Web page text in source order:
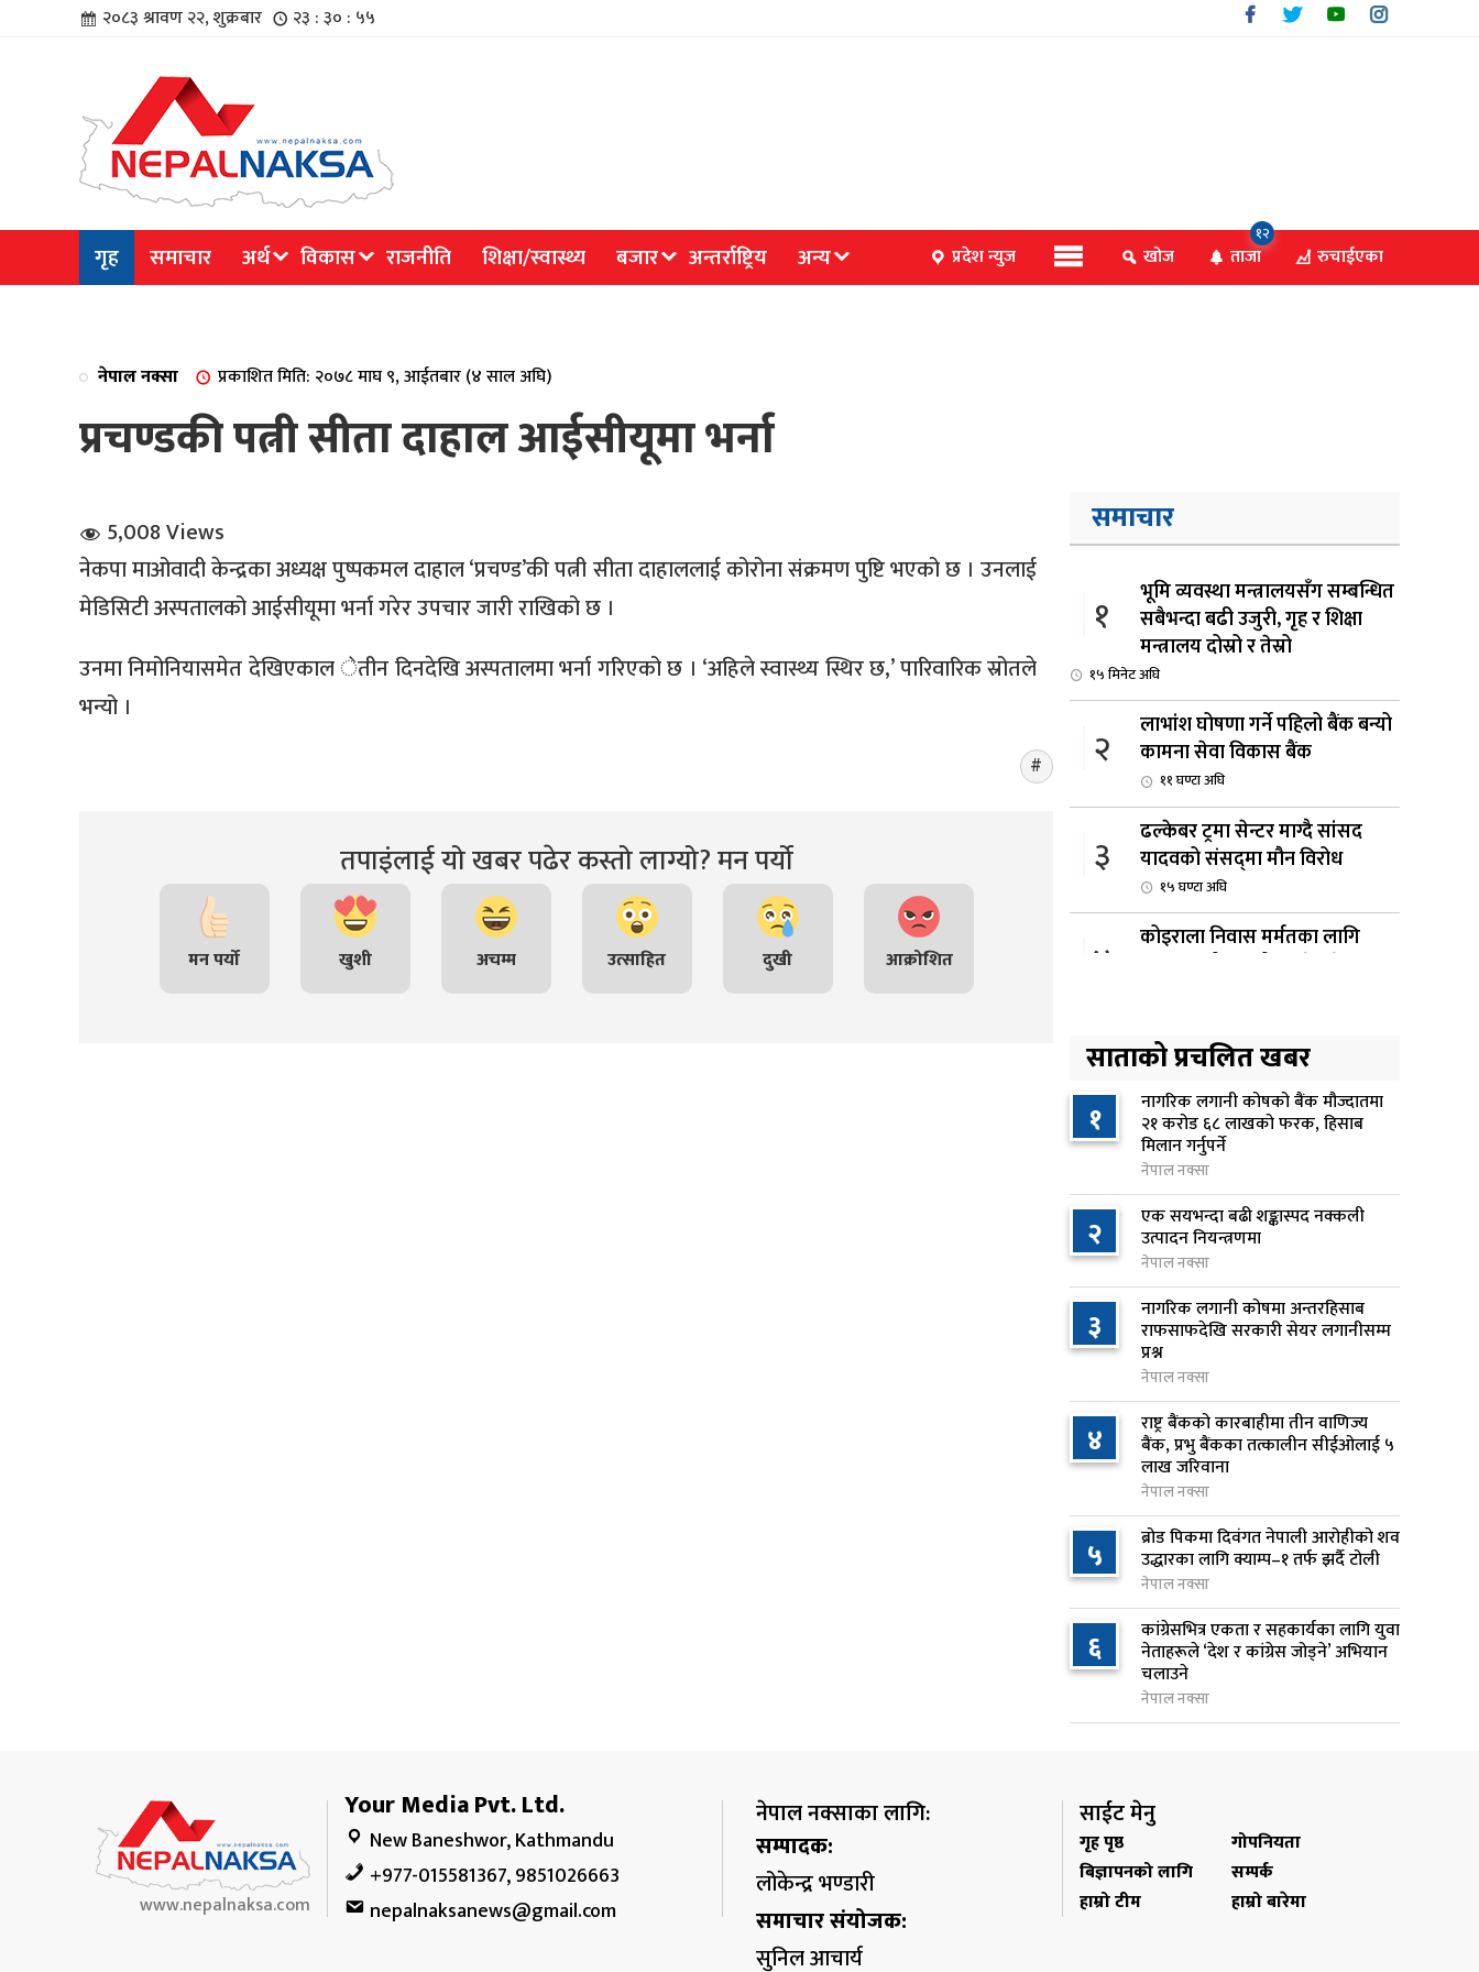
२०८३ श्रावण २२, शुक्रबार २३ : ३० : ५५
गृह समाचार अर्थ विकास राजनीति शिक्षा/स्वास्थ्य बजार अन्तर्राष्ट्रिय अन्य प्रदेश न्युज खोज ताजा
१२
रुचाईएका
नेपाल नक्सा प्रकाशित मिति: २०७८ माघ ९, आईतबार (४ साल अघि)
प्रचण्डकी पत्नी सीता दाहाल आईसीयूमा भर्ना
5,008 Views
नेकपा माओवादी केन्द्रका अध्यक्ष पुष्पकमल दाहाल ‘प्रचण्ड’की पत्नी सीता दाहाललाई कोरोना संक्रमण पुष्टि भएको छ । उनलाई
मेडिसिटी अस्पतालको आईसीयूमा भर्ना गरेर उपचार जारी राखिको छ ।
उनमा निमोनियासमेत देखिएकाल ेतीन दिनदेखि अस्पतालमा भर्ना गरिएको छ । ‘अहिले स्वास्थ्य स्थिर छ,’ पारिवारिक स्रोतले
भन्यो ।
तपाइंलाई यो खबर पढेर कस्तो लाग्यो? मन पर्यो
मन पर्यो खुशी अचम्म उत्साहित दुखी आक्रोशित
समाचार
१
भूमि व्यवस्था मन्त्रालयसँग सम्बन्धित
सबैभन्दा बढी उजुरी, गृह र शिक्षा
मन्त्रालय दोस्रो र तेस्रो
१५ मिनेट अघि
२
लाभांश घोषणा गर्ने पहिलो बैंक बन्यो
कामना सेवा विकास बैंक
११ घण्टा अघि
३
ढल्केबर ट्रमा सेन्टर माग्दै सांसद
यादवको संसद्‌मा मौन विरोध
१५ घण्टा अघि
४
कोइराला निवास मर्मतका लागि
५
रूकुम पश्चिममा प्रहरीको गाडीले
मोटरसाइकललाई ठक्कर दिँदा
किशोरको मृत्यु
१६ घण्टा अघि
६
प्रतिनिधिसभा बैठक बस्दै , पाँच
विधेयक र प्रतिवेदन प्रस्तुत हुने
१७ घण्टा अघि
७
आज बस्ने भनिएको राष्ट्रिय सभाको
बैठक बुधबारका लागि सर्‍यो
१७ घण्टा अघि
८
वीरगञ्जमा ट्यांकरको सिल खोलेर तेल
निकाल्ने सात जना रंगेहात पक्राउ
१७ घण्टा अघि
९
जन्मसिद्ध नागरिकता कडा बनाउने
ट्रम्पको नयाँ प्रयास, दुई कार्यकारी
आदेश जारी
१७ घण्टा अघि
१०
राप्रपाको निर्णय: बागमती प्रदेश
सरकारमा सहभागी नहुने
साताको प्रचलित खबर
१ नागरिक लगानी कोषको बैंक मौज्दातमा
२१ करोड ६८ लाखको फरक, हिसाब
मिलान गर्नुपर्ने
नेपाल नक्सा
२ एक सयभन्दा बढी शङ्कास्पद नक्कली
उत्पादन नियन्त्रणमा
नेपाल नक्सा
३ नागरिक लगानी कोषमा अन्तरहिसाब
राफसाफदेखि सरकारी सेयर लगानीसम्म
प्रश्न
नेपाल नक्सा
४ राष्ट्र बैंकको कारबाहीमा तीन वाणिज्य
बैंक, प्रभु बैंकका तत्कालीन सीईओलाई ५
लाख जरिवाना
नेपाल नक्सा
५ ब्रोड पिकमा दिवंगत नेपाली आरोहीको शव
उद्धारका लागि क्याम्प–१ तर्फ झर्दै टोली
नेपाल नक्सा
६ कांग्रेसभित्र एकता र सहकार्यका लागि युवा
नेताहरूले ‘देश र कांग्रेस जोड्ने’ अभियान
चलाउने
नेपाल नक्सा
www.nepalnaksa.com
Your Media Pvt. Ltd.
New Baneshwor, Kathmandu
+977-015581367, 9851026663
nepalnaksanews@gmail.com
नेपाल नक्साका लागि:
सम्पादक:
लोकेन्द्र भण्डारी
समाचार संयोजक:
सुनिल आचार्य
साईट मेनु
गृह पृष्ठ
गोपनियता
बिज्ञापनको लागि
सम्पर्क
हाम्रो टीम
हाम्रो बारेमा